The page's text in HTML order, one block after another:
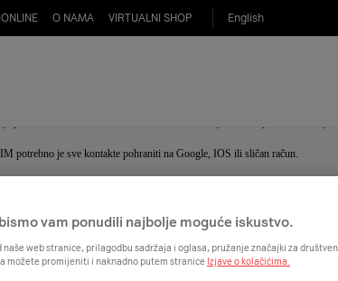
O NAMA VIRTUALNI SHOP English
kao i fizički SIM: serijski broj,
SIM, a novost je aktivacijski QR kod.
potrebno je sve kontakte pohraniti na Google, IOS ili sličan račun.
vam ponudili najbolje moguće iskustvo.
web stranice, prilagodbu sadržaja i oglasa, pružanje značajki za
možete promijeniti i naknadno putem stranice Izjave o kolačićima.